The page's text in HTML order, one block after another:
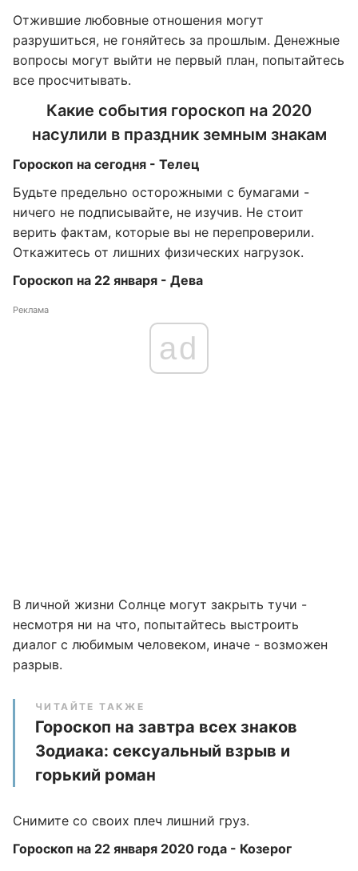
Отжившие любовные отношения могут
разрушиться, не гоняйтесь за прошлым. Денежные
вопросы могут выйти не первый план, попытайтесь
все просчитывать.
Какие события гороскоп на 2020
насулили в праздник земным знакам
Гороскоп на сегодня - Телец
Будьте предельно осторожными с бумагами -
ничего не подписывайте, не изучив. Не стоит
верить фактам, которые вы не перепроверили.
Откажитесь от лишних физических нагрузок.
Гороскоп на 22 января - Дева
Реклама
ad
В личной жизни Солнце могут закрыть тучи -
несмотря ни на что, попытайтесь выстроить
диалог с любимым человеком, иначе - возможен
разрыв.
ЧИТАЙТЕ ТАКЖЕ
Гороскоп на завтра всех знаков
Зодиака: сексуальный взрыв и
горький роман
Снимите со своих плеч лишний груз.
Гороскоп на 22 января 2020 года - Козерог